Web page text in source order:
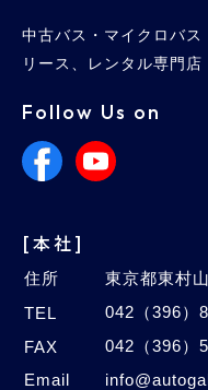
中古バス・マイクロバス
リース、レンタル専門店
Follow Us on
[本社]
住所
東京都東村
TEL
042（396）
FAX
042（396）
Email